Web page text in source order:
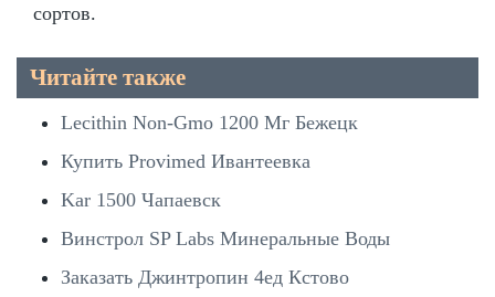
сортов.
Читайте также
Lecithin Non-Gmo 1200 Мг Бежецк
Купить Provimed Ивантеевка
Kar 1500 Чапаевск
Винстрол SP Labs Минеральные Воды
Заказать Джинтропин 4ед Кстово